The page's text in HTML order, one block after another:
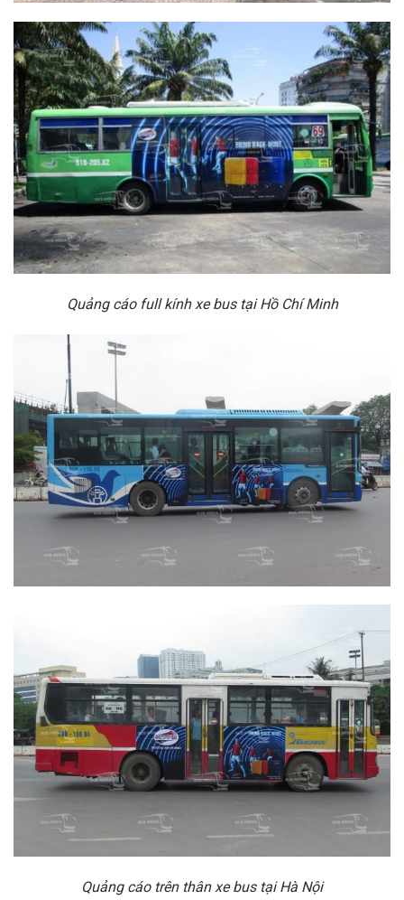
Quảng cáo full kính xe bus tại Hồ Chí Minh
Quảng cáo trên thân xe bus tại Hà Nội